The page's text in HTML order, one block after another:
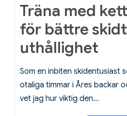
Träna med
för bättre
uthållighet
Som en inbiten skidentusiast
otaliga timmar i Åres backar
vet jag hur viktig den…